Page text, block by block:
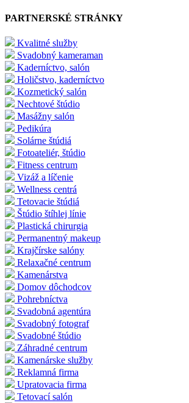
PARTNERSKÉ STRÁNKY
Kvalitné služby
Svadobný kameraman
Kaderníctvo, salón
Holičstvo, kaderníctvo
Kozmetický salón
Nechtové štúdio
Masážny salón
Pedikúra
Solárne štúdiá
Fotoateliér, štúdio
Fitness centrum
Vizáž a líčenie
Wellness centrá
Tetovacie štúdiá
Štúdio štíhlej línie
Plastická chirurgia
Permanentný makeup
Krajčírske salóny
Relaxačné centrum
Kamenárstva
Domov dôchodcov
Pohrebníctva
Svadobná agentúra
Svadobný fotograf
Svadobné štúdio
Záhradné centrum
Kamenárske služby
Reklamná firma
Upratovacia firma
Tetovací salón